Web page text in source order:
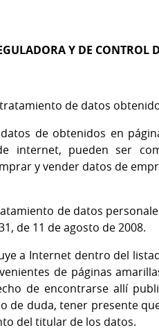
Y DE CONTROL
de datos
de obtenidos en
internet, pueden ser
y vender datos de
de datos
de 11 de agosto de 2008.
a Internet dentro del
de páginas
de encontrarse allí
de duda, tener presente
del titular de los datos.